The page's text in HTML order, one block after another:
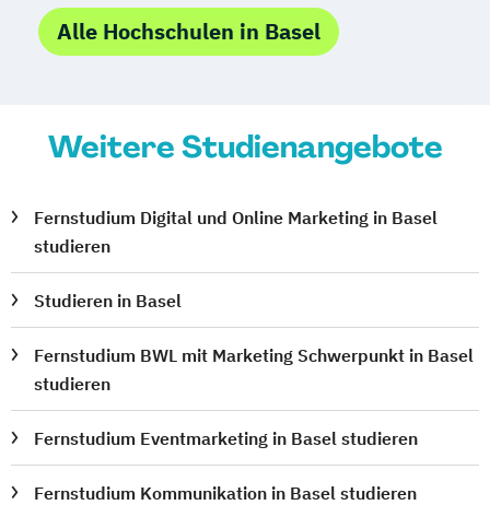
Alle Hochschulen in Basel
Weitere Studienangebote
Fernstudium Digital und Online Marketing in Basel
studieren
Studieren in Basel
Fernstudium BWL mit Marketing Schwerpunkt in Basel
studieren
Fernstudium Eventmarketing in Basel studieren
Fernstudium Kommunikation in Basel studieren